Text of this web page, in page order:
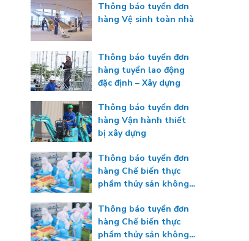
Thông báo tuyển đơn
hàng Vệ sinh toàn nhà
Thông báo tuyển đơn
hàng tuyển lao động
đặc định – Xây dựng
Thông báo tuyển đơn
hàng Vận hành thiết
bị xây dựng
Thông báo tuyển đơn
hàng Chế biến thực
phẩm thủy sản không
Thông báo tuyển đơn
hàng Chế biến thực
phẩm thủy sản không